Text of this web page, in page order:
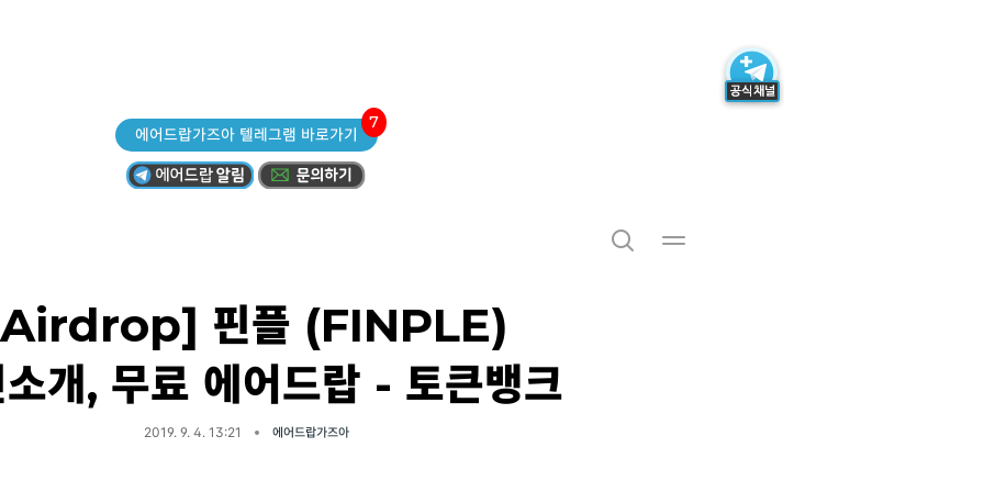
에어드랍가즈아 텔레그램 바로가기
7
핀플 (FINPLE)
개, 무료 에어드랍 - 토큰뱅크
2019. 9. 4. 13:21 에어드랍가즈아